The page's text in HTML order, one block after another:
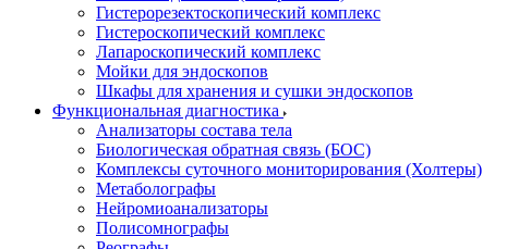
Гистерорезектоскопический комплекс
Гистероскопический комплекс
Лапароскопический комплекс
Мойки для эндоскопов
Шкафы для хранения и сушки эндоскопов
Функциональная диагностика
Анализаторы состава тела
Биологическая обратная связь (БОС)
Комплексы суточного мониторирования (Холтеры)
Метаболографы
Нейромиоанализаторы
Полисомнографы